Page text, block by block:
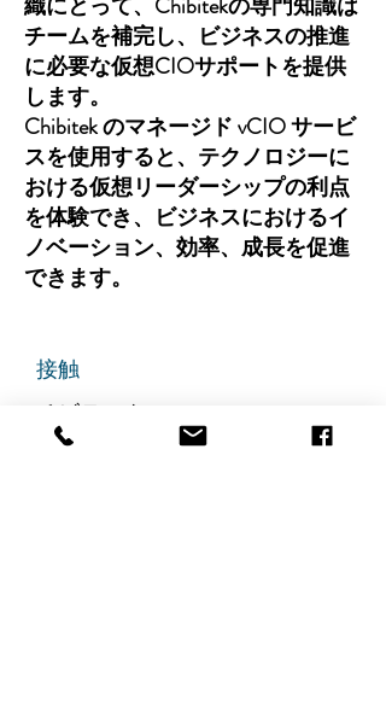
チームを補完し、ビジネスの推進
に必要な仮想CIOサポートを提供
します。
Chibitek のマネージド vCIO サービ
スを使用すると、テクノロジーに
おける仮想リーダーシップの利点
を体験でき、ビジネスにおけるイ
ノベーション、効率、成長を促進
できます。
接触
チビテック
グランドアベニュー725番地